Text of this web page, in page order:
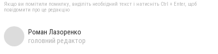
Якщо ви помітили помилку, виділіть необхідний текст і натисніть Ctrl + Enter, щоб
повідомити про це редакцію
Роман Лазоренко
головний редактор